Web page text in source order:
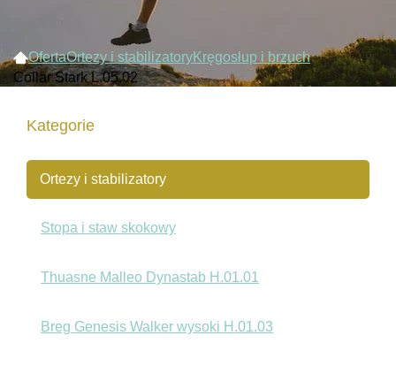
OfertaOrtezy i stabilizatoryKręgosłup i brzuch
Collar Stark L.05.02
Kategorie
Ortezy i stabilizatory
Stopa i staw skokowy
Thuasne Malleo Dynastab H.01.01
Breg Genesis Walker wysoki H.01.03